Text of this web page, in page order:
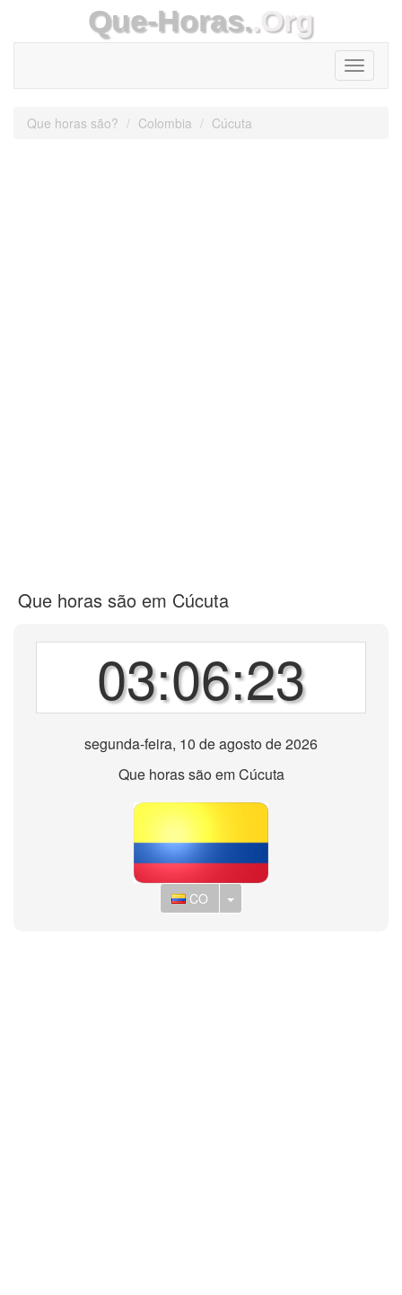
Que-Horas..Org
Toggle
Que horas são? Colombia Cúcuta
Que horas são em Cúcuta
03:06:23
segunda-feira, 10 de agosto de 2026
Que horas são em Cúcuta
CO Toggle Dropdown